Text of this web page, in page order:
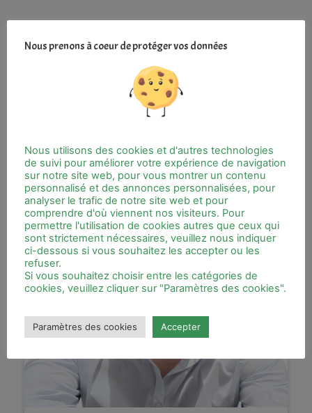
Nos managers coachs Aide@venir
Nous prenons à coeur de protéger vos données
Nous utilisons des cookies et d'autres technologies
de suivi pour améliorer votre expérience de navigation
sur notre site web, pour vous montrer un contenu
personnalisé et des annonces personnalisées, pour
analyser le trafic de notre site web et pour
comprendre d'où viennent nos visiteurs. Pour
permettre l'utilisation de cookies autres que ceux qui
sont strictement nécessaires, veuillez nous indiquer
ci-dessous si vous souhaitez les accepter ou les
refuser.
Si vous souhaitez choisir entre les catégories de
cookies, veuillez cliquer sur "Paramètres des cookies".
Paramètres des cookies Accepter